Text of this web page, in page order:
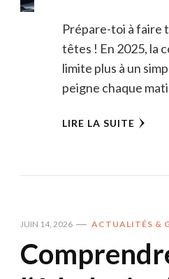
Prépare-toi à faire
têtes ! En 2025, la
limite plus à un
peigne chaque
LIRE LA SUITE
JUIN 14, 2026 ACTUALITÉS &